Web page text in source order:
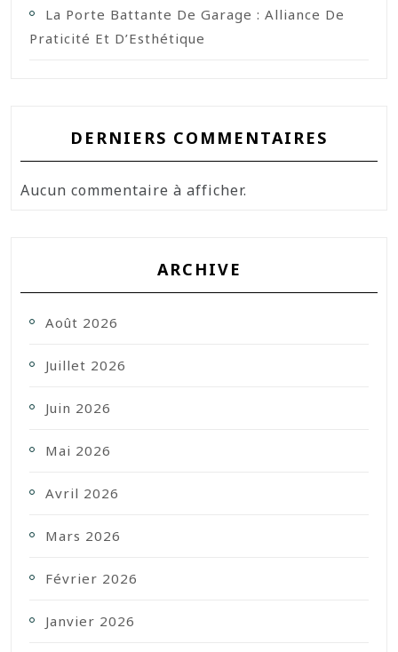
La Porte Battante De Garage : Alliance De
Praticité Et D’Esthétique
DERNIERS COMMENTAIRES
Aucun commentaire à afficher.
ARCHIVE
Août 2026
Juillet 2026
Juin 2026
Mai 2026
Avril 2026
Mars 2026
Février 2026
Janvier 2026